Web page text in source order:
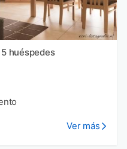
huéspedes
Ver más